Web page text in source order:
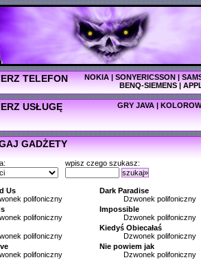
TELEFON NOKIA|SONYERICSSON|
BENQ-SIEMENS|
USŁUGĘ GRY JAVA |
GADŻETY
wpisz czego szukasz:
szukaj»
Us
polifoniczny
Dark Paradise
Dzwonek polifoniczny
polifoniczny
Impossible
Dzwonek polifoniczny
polifoniczny
Kiedyś Obiecałaś
Dzwonek polifoniczny
polifoniczny
Nie powiem jak
Dzwonek polifoniczny